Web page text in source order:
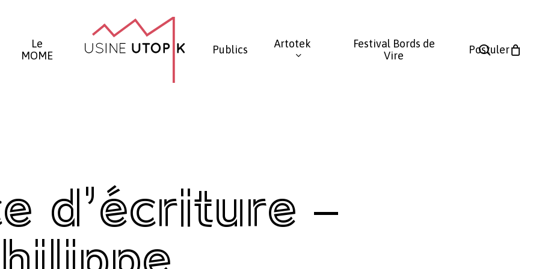
Le
MOME
Publics Artotek
Festival Bords de
Vire
Postuler
search
panier
d’écriture –